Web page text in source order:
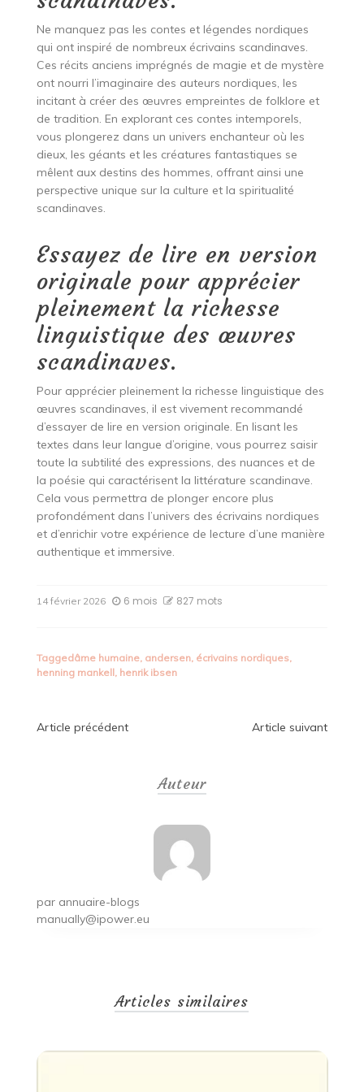
Ne manquez pas les contes et légendes nordiques
qui ont inspiré de nombreux écrivains scandinaves.
Ces récits anciens imprégnés de magie et de mystère
ont nourri l’imaginaire des auteurs nordiques, les
incitant à créer des œuvres empreintes de folklore et
de tradition. En explorant ces contes intemporels,
vous plongerez dans un univers enchanteur où les
dieux, les géants et les créatures fantastiques se
mêlent aux destins des hommes, offrant ainsi une
perspective unique sur la culture et la spiritualité
scandinaves.
Essayez de lire en version
originale pour apprécier
pleinement la richesse
linguistique des œuvres
scandinaves.
Pour apprécier pleinement la richesse linguistique des
œuvres scandinaves, il est vivement recommandé
d’essayer de lire en version originale. En lisant les
textes dans leur langue d’origine, vous pourrez saisir
toute la subtilité des expressions, des nuances et de
la poésie qui caractérisent la littérature scandinave.
Cela vous permettra de plonger encore plus
profondément dans l’univers des écrivains nordiques
et d’enrichir votre expérience de lecture d’une manière
authentique et immersive.
14 février 2026 6 mois 827 mots
Taggedâme humaine, andersen, écrivains nordiques,
henning mankell, henrik ibsen
Navigation
Article précédent Article suivant
Auteur
par annuaire-blogs
manually@ipower.eu
Articles similaires